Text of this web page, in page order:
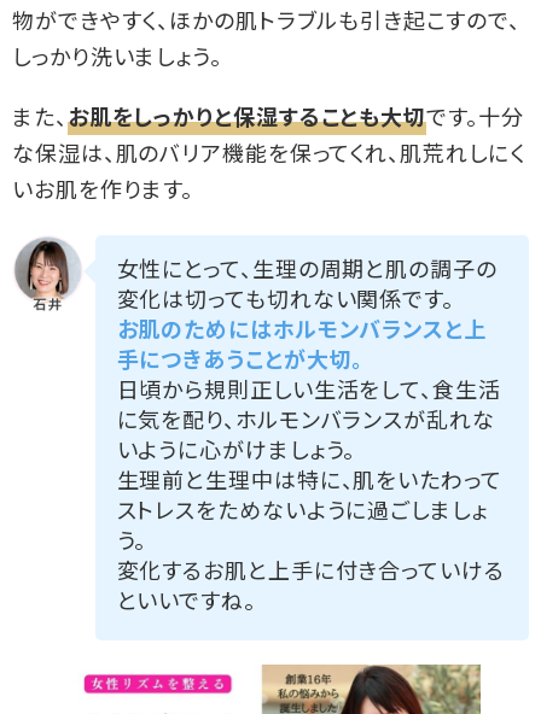
物ができやすく、ほかの肌トラブルも引き起こすので、
しっかり洗いましょう。
また、 お肌をしっかりと保湿することも大切です。十分
な保湿は、肌のバリア機能を保ってくれ、肌荒れしにく
いお肌を作ります。
女性にとって、生理の周期と肌の調子の
変化は切っても切れない関係です。
お肌のためにはホルモンバランスと上
手につきあうことが大切。
日頃から規則正しい生活をして、食生活
に気を配り、ホルモンバランスが乱れな
いように心がけましょう。
生理前と生理中は特に、肌をいたわって
ストレスをためないように過ごしましょ
う。
変化するお肌と上手に付き合っていける
といいですね。